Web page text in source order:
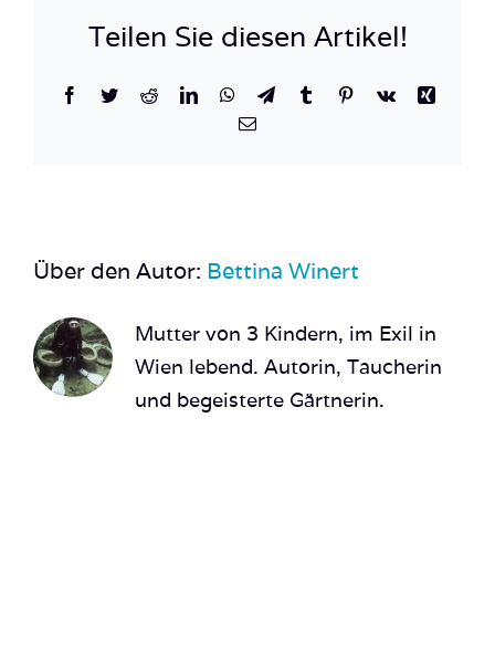
Teilen Sie diesen Artikel!
Facebook
TwitterRedditLinkedInWhatsApp
TelegramTumblrPinterest
Vk
Xing
E-
Über den Autor: Bettina Winert
Mutter von 3 Kindern, im Exil in
Wien lebend. Autorin, Taucherin
und begeisterte Gärtnerin.